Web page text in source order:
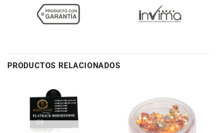
PRODUCTOS RELACIONADOS